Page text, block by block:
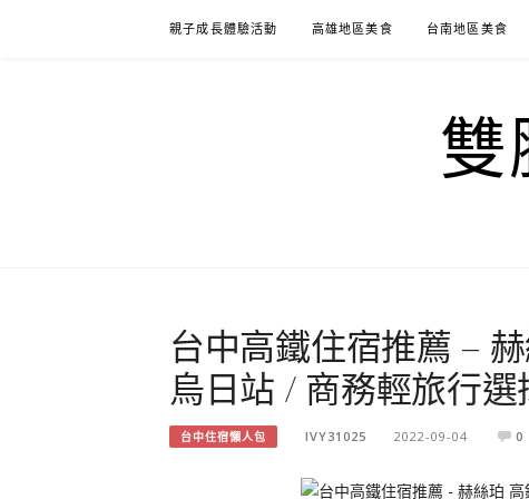
親子成長體驗活動 高雄地區美食 台南地區美食
台中高鐵住宿推薦 –
烏日站 / 商務輕旅行選
台中住宿懶人包 IVY31025 2022-09-04 0